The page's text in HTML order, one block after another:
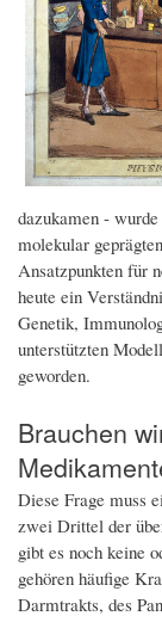
dazukamen -
molekular
Ansatzpunkten für
heute ein
Genetik,
unterstützten
geworden.
Brauchen
Diese Frage muss
zwei Drittel der
gibt es noch keine
gehören häufige
Darmtrakts, des